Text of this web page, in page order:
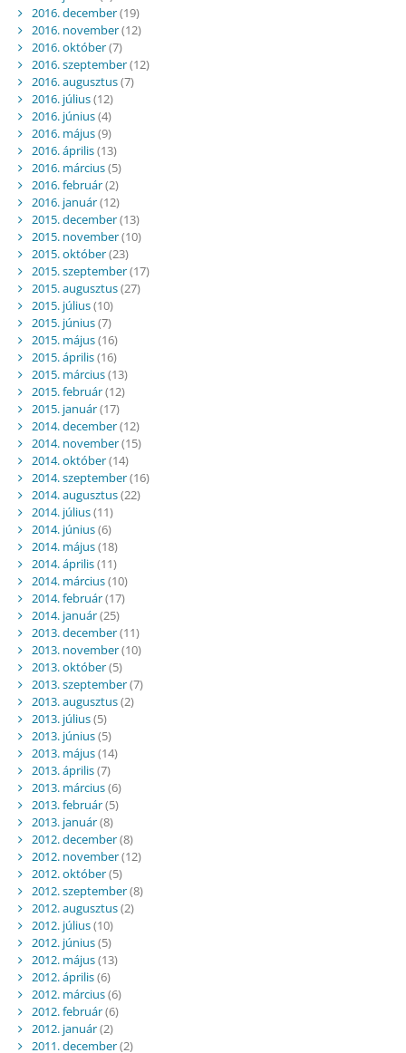
2016. december(19)
2016. november(12)
2016. október(7)
2016. szeptember(12)
2016. augusztus(7)
2016. július(12)
2016. június(4)
2016. május(9)
2016. április(13)
2016. március(5)
2016. február(2)
2016. január(12)
2015. december(13)
2015. november(10)
2015. október(23)
2015. szeptember(17)
2015. augusztus(27)
2015. július(10)
2015. június(7)
2015. május(16)
2015. április(16)
2015. március(13)
2015. február(12)
2015. január(17)
2014. december(12)
2014. november(15)
2014. október(14)
2014. szeptember(16)
2014. augusztus(22)
2014. július(11)
2014. június(6)
2014. május(18)
2014. április(11)
2014. március(10)
2014. február(17)
2014. január(25)
2013. december(11)
2013. november(10)
2013. október(5)
2013. szeptember(7)
2013. augusztus(2)
2013. július(5)
2013. június(5)
2013. május(14)
2013. április(7)
2013. március(6)
2013. február(5)
2013. január(8)
2012. december(8)
2012. november(12)
2012. október(5)
2012. szeptember(8)
2012. augusztus(2)
2012. július(10)
2012. június(5)
2012. május(13)
2012. április(6)
2012. március(6)
2012. február(6)
2012. január(2)
2011. december(2)